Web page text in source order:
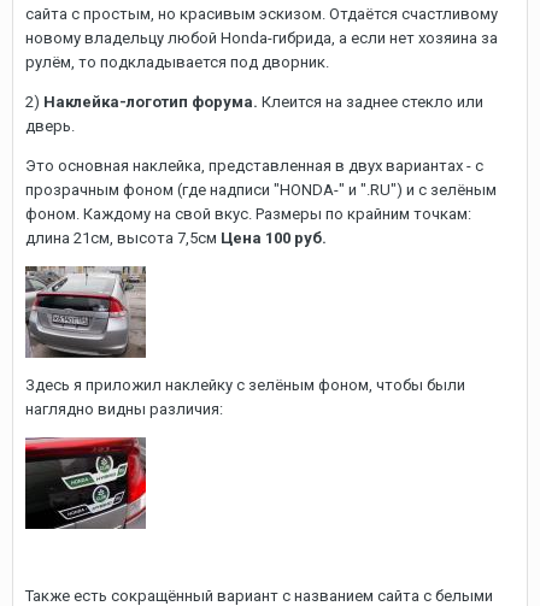
сайта с простым, но красивым эскизом. Отдаётся счастливому
новому владельцу любой Honda-гибрида, а если нет хозяина за
рулём, то подкладывается под дворник.
2) Наклейка-логотип форума. Клеится на заднее стекло или
дверь.
Это основная наклейка, представленная в двух вариантах - с
прозрачным фоном (где надписи "HONDA-" и ".RU") и с зелёным
фоном. Каждому на свой вкус. Размеры по крайним точкам:
длина 21см, высота 7,5см Цена 100 руб.
Здесь я приложил наклейку с зелёным фоном, чтобы были
наглядно видны различия:
Также есть сокращённый вариант с названием сайта с белыми